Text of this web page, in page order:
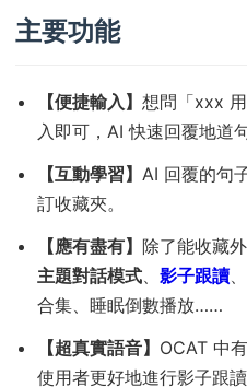
主要功能
【便捷輸入】 想問「xxx
入即可，AI 快速回覆地道句
【互動學習】 AI 回覆的句
訂收藏夾。
【應有盡有】 除了能收藏
主題對話模式、 影子跟讀
合集、睡眠倒數播放……
【超真實語音】 OCAT 中
使用者更好地進行影子跟